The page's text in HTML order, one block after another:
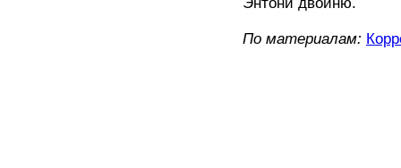
Энтони двойню.
По материалам: